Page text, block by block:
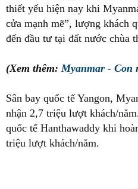
thiết yếu hiện nay khi
cửa mạnh mẽ”, lượng khách
đến đầu tư tại đất nước chùa
(Xem thêm:Myanmar - Con
Sân bay quốc tế Yangon,
nhận 2,7 triệu lượt khách/
quốc tế Hanthawaddy khi
triệu lượt khách/năm.